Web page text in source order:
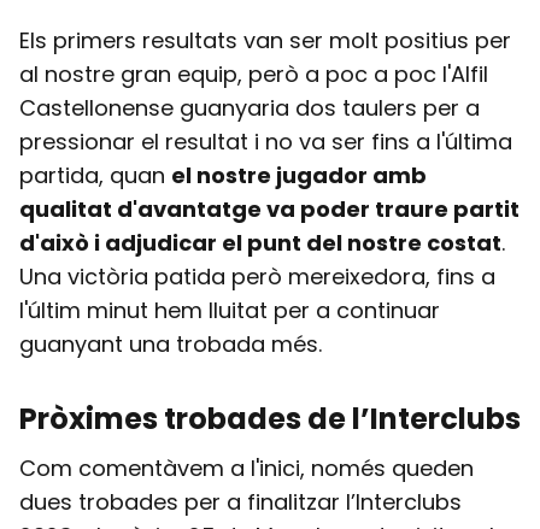
Els primers resultats van ser molt positius per
al nostre gran equip, però a poc a poc l'Alfil
Castellonense guanyaria dos taulers per a
pressionar el resultat i no va ser fins a l'última
partida, quan el nostre jugador amb
qualitat d'avantatge va poder traure partit
d'això i adjudicar el punt del nostre costat.
Una victòria patida però mereixedora, fins a
l'últim minut hem lluitat per a continuar
guanyant una trobada més.
Pròximes trobades de l’Interclubs
Com comentàvem a l'inici, només queden
dues trobades per a finalitzar l’Interclubs